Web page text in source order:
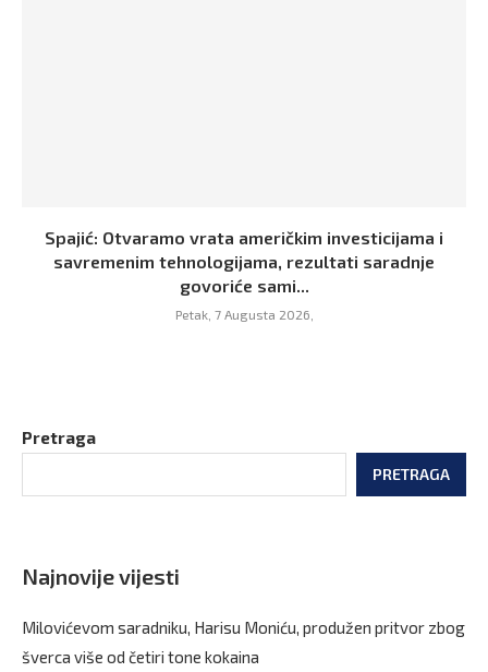
Spajić: Otvaramo vrata američkim investicijama i
savremenim tehnologijama, rezultati saradnje
govoriće sami...
Petak, 7 Augusta 2026,
Pretraga
PRETRAGA
Najnovije vijesti
Milovićevom saradniku, Harisu Moniću, produžen pritvor zbog
šverca više od četiri tone kokaina